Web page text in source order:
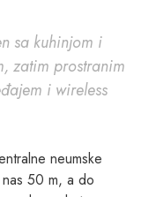
sa kuhinjom i
zatim prostranim
i wireless
neumske
50 m, a do